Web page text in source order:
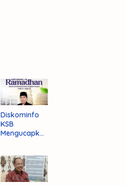
Diskominfo
KSB
Mengucapka
Ibadah Puasa
1446 H/2025
M